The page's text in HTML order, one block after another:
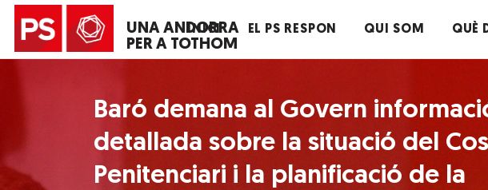
UNA ANDORRA
PER A TOTHOM
INICI EL PS RESPON QUI SOM QUÈ
Baró demana al Govern
detallada sobre la situació del Cos
Penitenciari i la planificació de la